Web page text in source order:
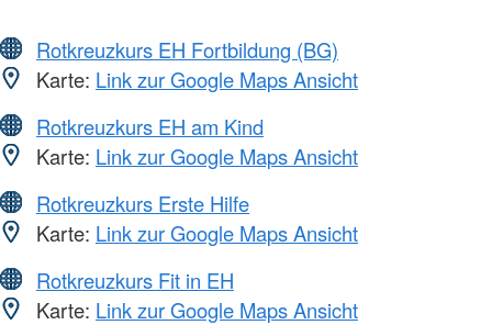
Rotkreuzkurs EH Fortbildung (BG)
Karte: Link zur Google Maps Ansicht
Rotkreuzkurs EH am Kind
Karte: Link zur Google Maps Ansicht
Rotkreuzkurs Erste Hilfe
Karte: Link zur Google Maps Ansicht
Rotkreuzkurs Fit in EH
Karte: Link zur Google Maps Ansicht